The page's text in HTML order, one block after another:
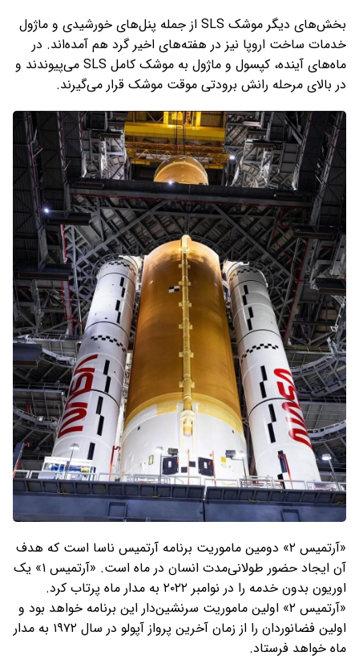
بخش‌های دیگر موشک SLS از جمله پنل‌های خورشیدی و ماژول
خدمات ساخت اروپا نیز در هفته‌های اخیر گرد هم آمده‌اند. در
ماه‌های آینده، کپسول و ماژول به موشک کامل SLS می‌پیوندند و
در بالای مرحله رانش برودتی موقت موشک قرار می‌گیرند.
«آرتمیس ۲» دومین ماموریت برنامه آرتمیس ناسا است که هدف
آن ایجاد حضور طولانی‌مدت انسان در ماه است. «آرتمیس ۱» یک
اوریون بدون خدمه را در نوامبر ۲۰۲۲ به مدار ماه پرتاب کرد.
«آرتمیس ۲» اولین ماموریت سرنشین‌دار این برنامه خواهد بود و
اولین فضانوردان را از زمان آخرین پرواز آپولو در سال ۱۹۷۲ به مدار
ماه خواهد فرستاد.